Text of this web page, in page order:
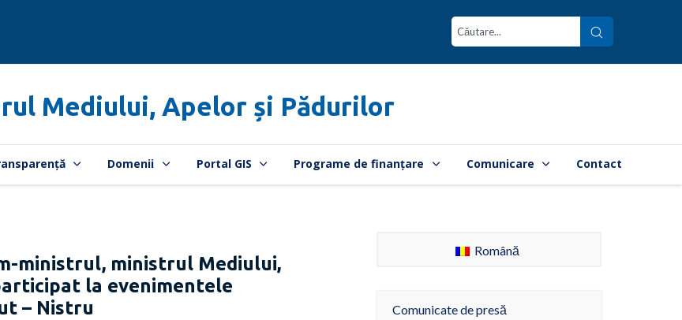
Mediului, Apelor și Pădurilor
Domenii Portal GIS Programe de finanțare Comunicare Contact
ministrul, ministrul Mediului,
la evenimentele
– Nistru
Română
Comunicate de presă